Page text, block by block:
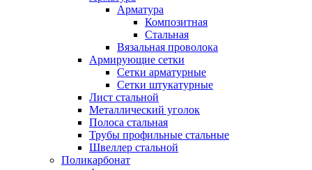
Арматура
Композитная
Стальная
Вязальная проволока
Армирующие сетки
Сетки арматурные
Сетки штукатурные
Лист стальной
Металлический уголок
Полоса стальная
Трубы профильные стальные
Швеллер стальной
Поликарбонат